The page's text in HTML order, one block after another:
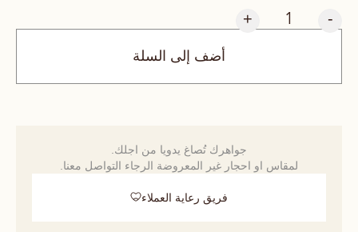
-
+
أضف إلى السلة
جواهرك تُصاغ يدويا من اجلك.
لمقاس او احجار غير المعروضة الرجاء التواصل معنا.
فريق رعاية العملاء